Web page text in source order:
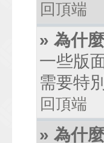
回頂端
» 為什
一些版
需要特
回頂端
» 為什